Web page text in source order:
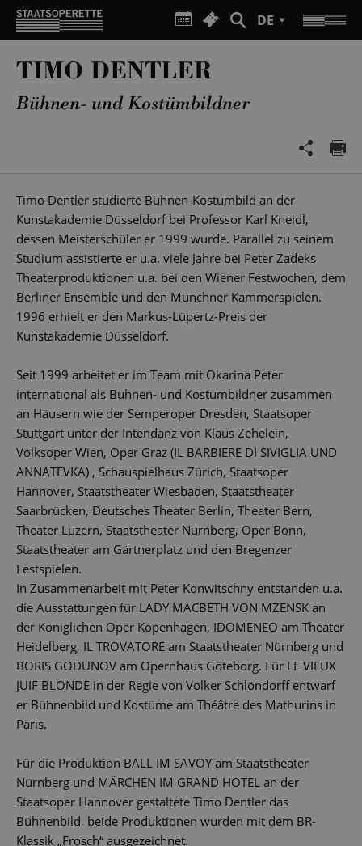
DE
TIMO DENTLER
Bühnen- und Kostümbildner
Timo Dentler studierte Bühnen-Kostümbild an der
Kunstakademie Düsseldorf bei Professor Karl Kneidl,
dessen Meisterschüler er 1999 wurde. Parallel zu seinem
Studium assistierte er u.a. viele Jahre bei Peter Zadeks
Theaterproduktionen u.a. bei den Wiener Festwochen, dem
Berliner Ensemble und den Münchner Kammerspielen.
1996 erhielt er den Markus-Lüpertz-Preis der
Kunstakademie Düsseldorf.
Seit 1999 arbeitet er im Team mit Okarina Peter
international als Bühnen- und Kostümbildner zusammen
an Häusern wie der Semperoper Dresden, Staatsoper
Stuttgart unter der Intendanz von Klaus Zehelein,
Volksoper Wien, Oper Graz (IL BARBIERE DI SIVIGLIA UND
ANNATEVKA) , Schauspielhaus Zürich, Staatsoper
Hannover, Staatstheater Wiesbaden, Staatstheater
Saarbrücken, Deutsches Theater Berlin, Theater Bern,
Theater Luzern, Staatstheater Nürnberg, Oper Bonn,
Staatstheater am Gärtnerplatz und den Bregenzer
Festspielen.
In Zusammenarbeit mit Peter Konwitschny entstanden u.a.
die Ausstattungen für LADY MACBETH VON MZENSK an
der Königlichen Oper Kopenhagen, IDOMENEO am Theater
Heidelberg, IL TROVATORE am Staatstheater Nürnberg und
BORIS GODUNOV am Opernhaus Göteborg. Für LE VIEUX
JUIF BLONDE in der Regie von Volker Schlöndorff entwarf
er Bühnenbild und Kostüme am Théâtre des Mathurins in
Paris.
Für die Produktion BALL IM SAVOY am Staatstheater
Nürnberg und MÄRCHEN IM GRAND HOTEL an der
Staatsoper Hannover gestaltete Timo Dentler das
Bühnenbild, beide Produktionen wurden mit dem BR-
Klassik „Frosch“ ausgezeichnet.